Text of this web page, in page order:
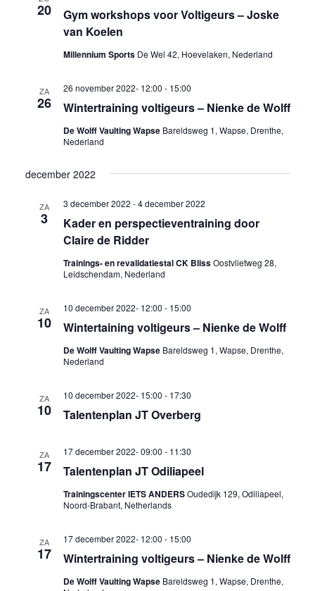
20
Gym workshops voor Voltigeurs – Joske
van Koelen
Millennium Sports De Wel 42, Hoevelaken, Nederland
ZA
26 Wintertraining voltigeurs – Nienke de Wolff
26 november 2022- 12:00 - 15:00
De Wolff Vaulting Wapse Bareldsweg 1, Wapse, Drenthe,
Nederland
december 2022
ZA
3
Kader en perspectieventraining door
Claire de Ridder
3 december 2022 -4 december 2022
Trainings- en revalidatiestal CK BlissOostvlietweg 28,
Leidschendam, Nederland
ZA
10 Wintertaining voltigeurs – Nienke de Wolff
10 december 2022- 12:00 - 15:00
De Wolff Vaulting Wapse Bareldsweg 1, Wapse, Drenthe,
Nederland
ZA
10 Talentenplan JT Overberg
10 december 2022- 15:00 - 17:30
ZA
17 Talentenplan JT Odiliapeel
17 december 2022- 09:00 - 11:30
Trainingscenter IETS ANDERSOudedijk 129, Odiliapeel,
Noord-Brabant, Netherlands
ZA
17 Wintertraining voltigeurs – Nienke de Wolff
17 december 2022- 12:00 - 15:00
De Wolff Vaulting Wapse Bareldsweg 1, Wapse, Drenthe,